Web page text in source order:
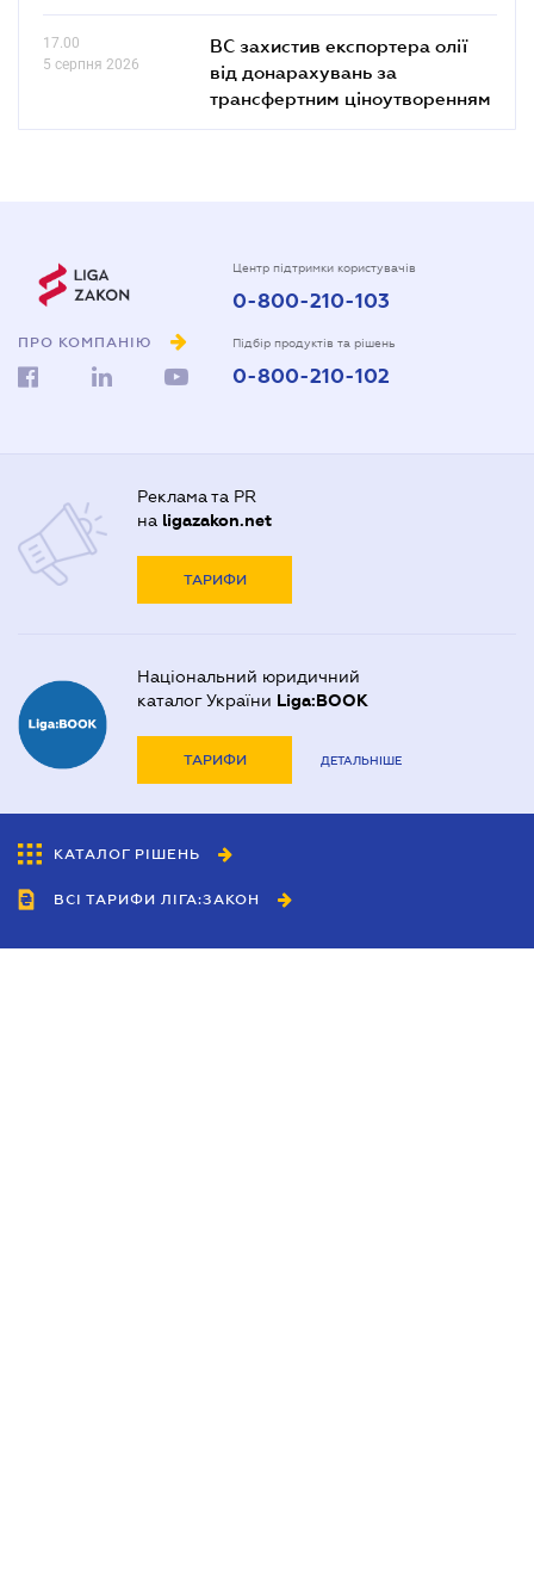
17.00
5 серпня 2026
ВС захистив експортера олії
від донарахувань за
трансфертним ціноутворенням
ПРО КОМПАНІЮ
Центр підтримки користувачів
0-800-210-103
Підбір продуктів та рішень
0-800-210-102
Реклама та PR
на ligazakon.net
ТАРИФИ
Національний юридичний
каталог України Liga:BOOK
ТАРИФИ ДЕТАЛЬНІШЕ
КАТАЛОГ РІШЕНЬ
ВСІ ТАРИФИ ЛІГА:ЗАКОН